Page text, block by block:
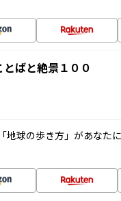
ばと絶景１００
地球の歩き方」があなた